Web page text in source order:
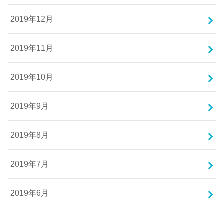
2019年12月
2019年11月
2019年10月
2019年9月
2019年8月
2019年7月
2019年6月